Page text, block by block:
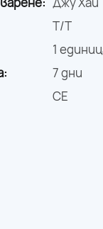
T/T
1
7 дни
CE